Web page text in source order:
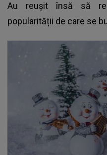
Au reușit însă să
popularității de care se